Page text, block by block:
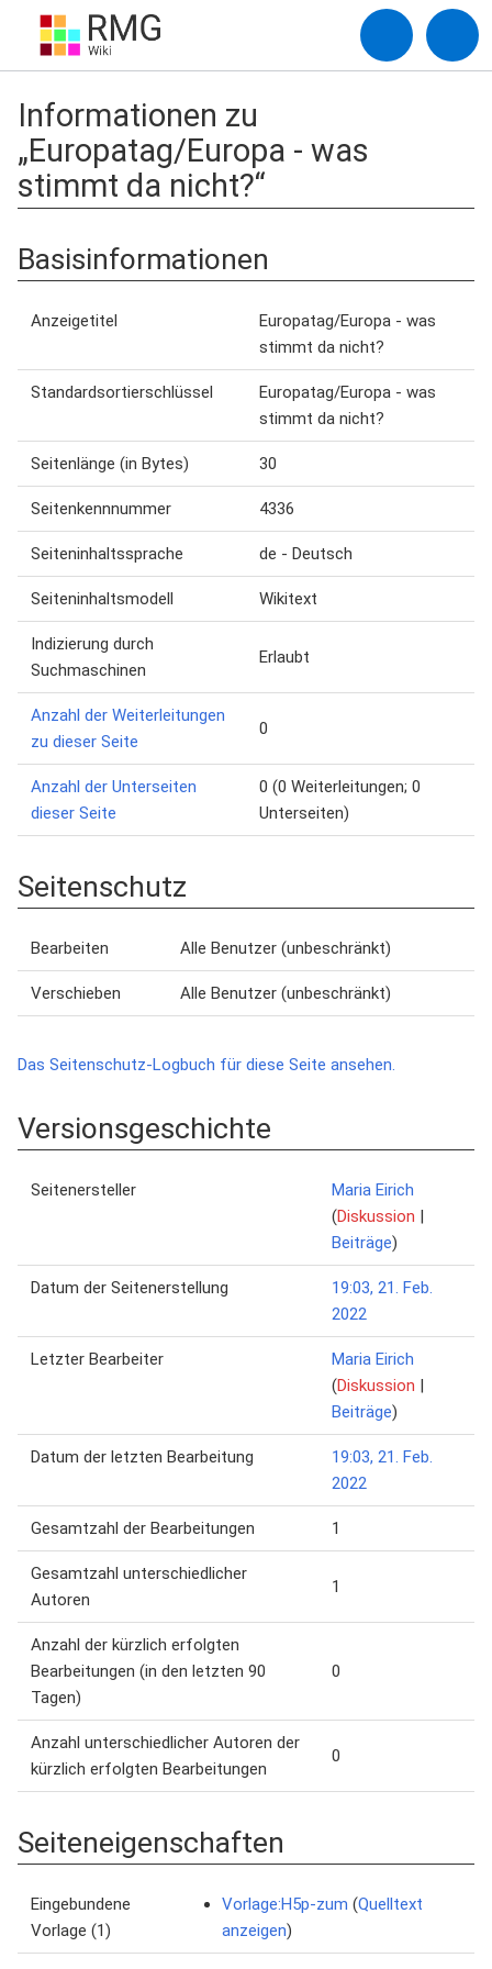
Informationen zu
„Europatag/Europa - was
stimmt da nicht?“
Basisinformationen
Anzeigetitel
Europatag/Europa - was
stimmt da nicht?
Standardsortierschlüssel
Europatag/Europa - was
stimmt da nicht?
Seitenlänge (in Bytes) 30
Seitenkennnummer 4336
Seiteninhaltssprache de - Deutsch
Seiteninhaltsmodell Wikitext
Indizierung durch
Suchmaschinen
Erlaubt
Anzahl der Weiterleitungen
zu dieser Seite
0
Anzahl der Unterseiten
dieser Seite
0 (0 Weiterleitungen; 0
Unterseiten)
Seitenschutz
Bearbeiten Alle Benutzer (unbeschränkt)
Verschieben Alle Benutzer (unbeschränkt)
Das Seitenschutz-Logbuch für diese Seite ansehen.
Versionsgeschichte
Seitenersteller
Maria Eirich
(Diskussion |
Beiträge)
Datum der Seitenerstellung
19:03, 21. Feb.
2022
Letzter Bearbeiter
Maria Eirich
(Diskussion |
Beiträge)
Datum der letzten Bearbeitung
19:03, 21. Feb.
2022
Gesamtzahl der Bearbeitungen 1
Gesamtzahl unterschiedlicher
Autoren
1
Anzahl der kürzlich erfolgten
Bearbeitungen (in den letzten 90
Tagen)
0
Anzahl unterschiedlicher Autoren der
kürzlich erfolgten Bearbeitungen
0
Seiteneigenschaften
Eingebundene
Vorlage (1)
Vorlage:H5p-zum (Quelltext
anzeigen)